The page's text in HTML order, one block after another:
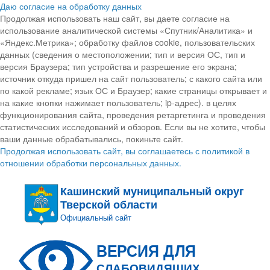
Даю согласие на обработку данных
Продолжая использовать наш сайт, вы даете согласие на
использование аналитической системы «Спутник/Аналитика» и
«Яндекс.Метрика»; обработку файлов cookie, пользовательских
данных (сведения о местоположении; тип и версия ОС, тип и
версия Браузера; тип устройства и разрешение его экрана;
источник откуда пришел на сайт пользователь; с какого сайта или
по какой рекламе; язык ОС и Браузер; какие страницы открывает и
на какие кнопки нажимает пользователь; ip-адрес). в целях
функционирования сайта, проведения ретаргетинга и проведения
статистических исследований и обзоров. Если вы не хотите, чтобы
ваши данные обрабатывались, покиньте сайт.
Продолжая использовать сайт, вы соглашаетесь с политикой в
отношении обработки персональных данных.